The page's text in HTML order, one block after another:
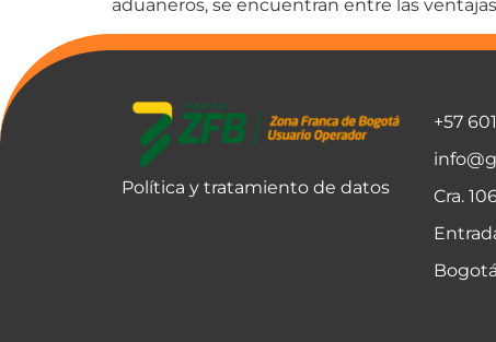
aduaneros, se encuentran entre las
Política y tratamiento de datos
+57
Cra.